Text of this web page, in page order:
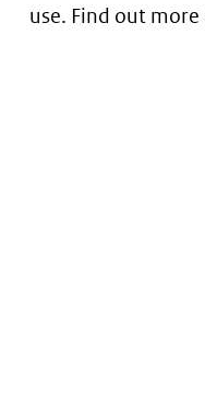
use. Find out